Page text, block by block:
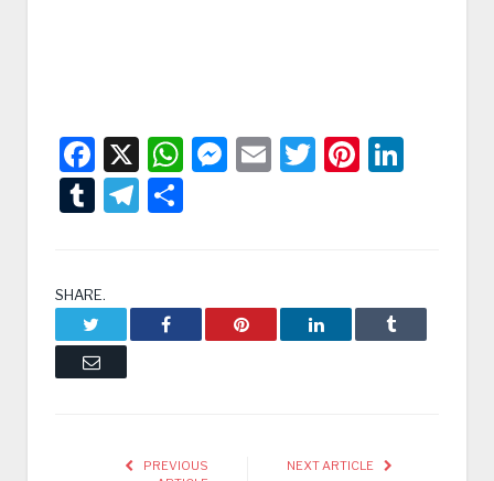
Facebook
X WhatsApp
Messenger
EmailTwitter
TumblrTelegram
SHARE.
Facebook Pinterest LinkedIn Tumblr
Email
PREVIOUS
NEXT ARTICLE